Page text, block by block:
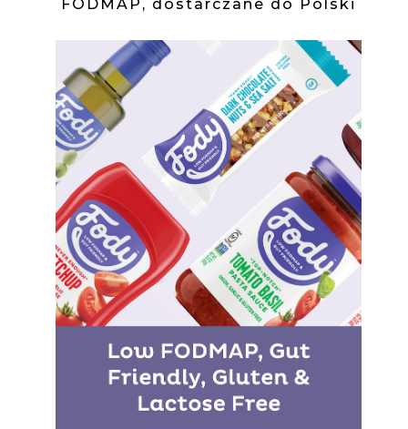
FODMAP, dostarczane do Polski